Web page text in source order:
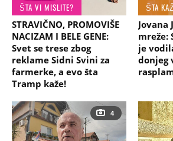
ŠTA VI MISLITE?
STRAVIČNO, PROMOVIŠE
NACIZAM I BELE GENE:
Svet se trese zbog
reklame Sidni Svini za
farmerke, a evo šta
Tramp kaže!
ŠTA
Jovana
mreže:
je
donjeg
4